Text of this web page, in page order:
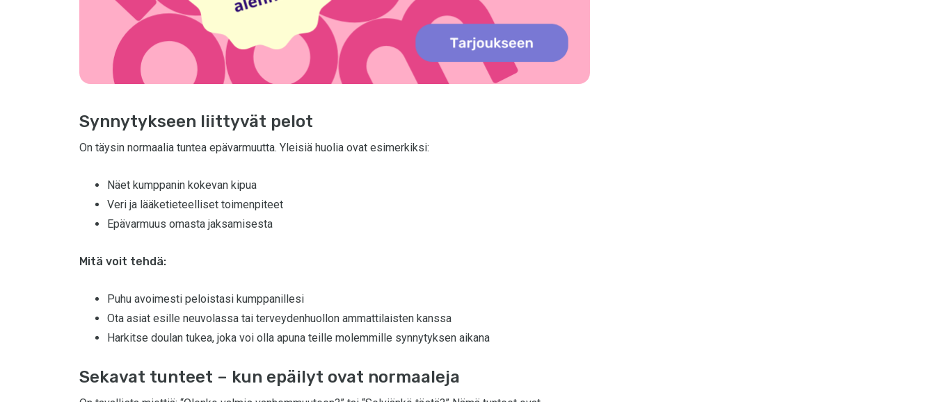
Synnytykseen liittyvät pelot
On täysin normaalia tuntea epävarmuutta. Yleisiä huolia ovat esimerkiksi:
Näet kumppanin kokevan kipua
Veri ja lääketieteelliset toimenpiteet
Epävarmuus omasta jaksamisesta
Mitä voit tehdä:
Puhu avoimesti peloistasi kumppanillesi
Ota asiat esille neuvolassa tai terveydenhuollon ammattilaisten kanssa
Harkitse doulan tukea, joka voi olla apuna teille molemmille synnytyksen aikana
Sekavat tunteet – kun epäilyt ovat normaaleja